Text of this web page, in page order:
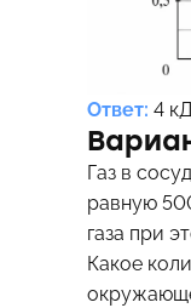
Ответ: 4
Газ в
равную
газа при
Какое